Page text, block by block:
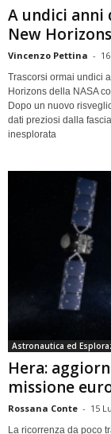
A undici anni
New
Vincenzo Pettina -
Trascorsi ormai undici
Horizons della NASA
Dopo un nuovo
dati preziosi dalla
inesplorata
Astronautica ed
Hera:
missione
Rossana Conte - 15
La ricorrenza da poco